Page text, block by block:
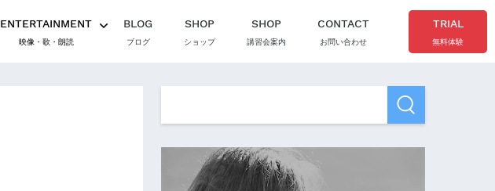
ENTERTAINMENT
映像・歌・朗読
BLOG
ブログ
SHOP
ショップ
SHOP
講習会案内
CONTACT
お問い合わせ
TRIAL
無料体験